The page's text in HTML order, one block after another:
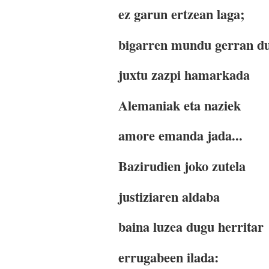
ez garun ertzean laga;
bigarren mundu gerran
juxtu zazpi hamarkada
Alemaniak eta naziek
amore emanda jada...
Bazirudien joko zutela
justiziaren aldaba
baina luzea dugu herritar
errugabeen ilada: